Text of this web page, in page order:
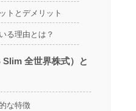
トとデメリット
る理由とは？
全世界株式）と
な特徴